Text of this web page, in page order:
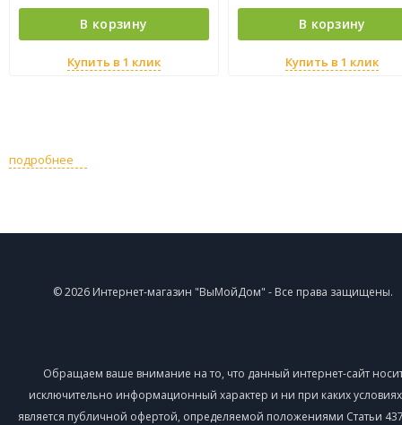
В корзину
Купить в 1 клик
В корзину
Купить в 1 клик
подробнее
© 2026 Интернет-магазин "ВыМойДом" - Все права защищены.
Обращаем ваше внимание на то, что данный интернет-сайт
исключительно информационный характер и ни при каких
является публичной офертой, определяемой положениями Статьи